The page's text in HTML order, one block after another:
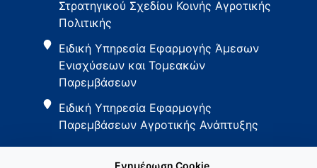
Στρατηγικού Σχεδίου Κοινής Αγροτικής
Πολιτικής
Ειδική Υπηρεσία Εφαρμογής Άμεσων
Ενισχύσεων και Τομεακών
Παρεμβάσεων
Ειδική Υπηρεσία Εφαρμογής
Παρεμβάσεων Αγροτικής Ανάπτυξης
Ενημέρωση Cookie